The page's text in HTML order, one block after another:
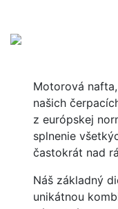
Motorová
našich
z európskej
splnenie
častokrát nad
Náš základný
unikátnou